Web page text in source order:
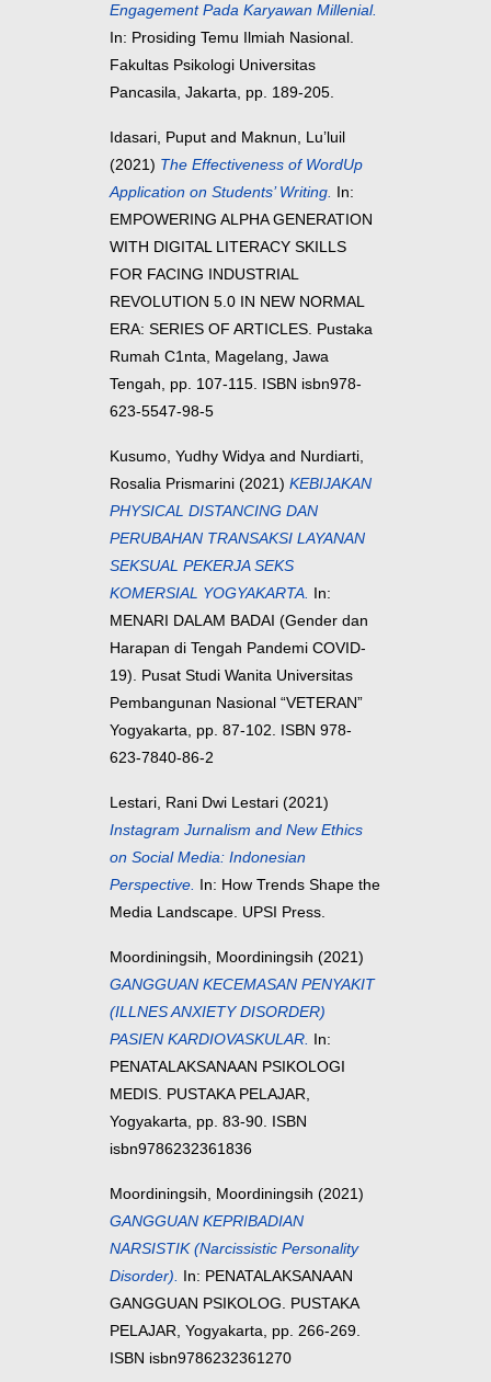
Engagement Pada Karyawan Millenial.
In: Prosiding Temu Ilmiah Nasional.
Fakultas Psikologi Universitas
Pancasila, Jakarta, pp. 189-205.
Idasari, Puput and Maknun, Lu’luil
(2021) The Effectiveness of WordUp
Application on Students’ Writing. In:
EMPOWERING ALPHA GENERATION
WITH DIGITAL LITERACY SKILLS
FOR FACING INDUSTRIAL
REVOLUTION 5.0 IN NEW NORMAL
ERA: SERIES OF ARTICLES. Pustaka
Rumah C1nta, Magelang, Jawa
Tengah, pp. 107-115. ISBN isbn978-
623-5547-98-5
Kusumo, Yudhy Widya and Nurdiarti,
Rosalia Prismarini (2021) KEBIJAKAN
PHYSICAL DISTANCING DAN
PERUBAHAN TRANSAKSI LAYANAN
SEKSUAL PEKERJA SEKS
KOMERSIAL YOGYAKARTA. In:
MENARI DALAM BADAI (Gender dan
Harapan di Tengah Pandemi COVID-
19). Pusat Studi Wanita Universitas
Pembangunan Nasional “VETERAN”
Yogyakarta, pp. 87-102. ISBN 978-
623-7840-86-2
Lestari, Rani Dwi Lestari (2021)
Instagram Jurnalism and New Ethics
on Social Media: Indonesian
Perspective. In: How Trends Shape the
Media Landscape. UPSI Press.
Moordiningsih, Moordiningsih (2021)
GANGGUAN KECEMASAN PENYAKIT
(ILLNES ANXIETY DISORDER)
PASIEN KARDIOVASKULAR. In:
PENATALAKSANAAN PSIKOLOGI
MEDIS. PUSTAKA PELAJAR,
Yogyakarta, pp. 83-90. ISBN
isbn9786232361836
Moordiningsih, Moordiningsih (2021)
GANGGUAN KEPRIBADIAN
NARSISTIK (Narcissistic Personality
Disorder). In: PENATALAKSANAAN
GANGGUAN PSIKOLOG. PUSTAKA
PELAJAR, Yogyakarta, pp. 266-269.
ISBN isbn9786232361270